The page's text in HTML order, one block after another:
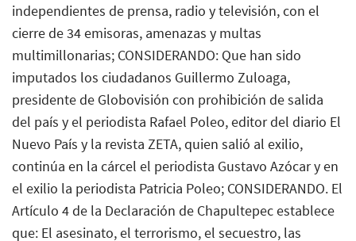
independientes de prensa, radio y televisión, con el
cierre de 34 emisoras, amenazas y multas
multimillonarias; CONSIDERANDO: Que han sido
imputados los ciudadanos Guillermo Zuloaga,
presidente de Globovisión con prohibición de salida
del país y el periodista Rafael Poleo, editor del diario El
Nuevo País y la revista ZETA, quien salió al exilio,
continúa en la cárcel el periodista Gustavo Azócar y en
el exilio la periodista Patricia Poleo; CONSIDERANDO. El
Artículo 4 de la Declaración de Chapultepec establece
que: El asesinato, el terrorismo, el secuestro, las